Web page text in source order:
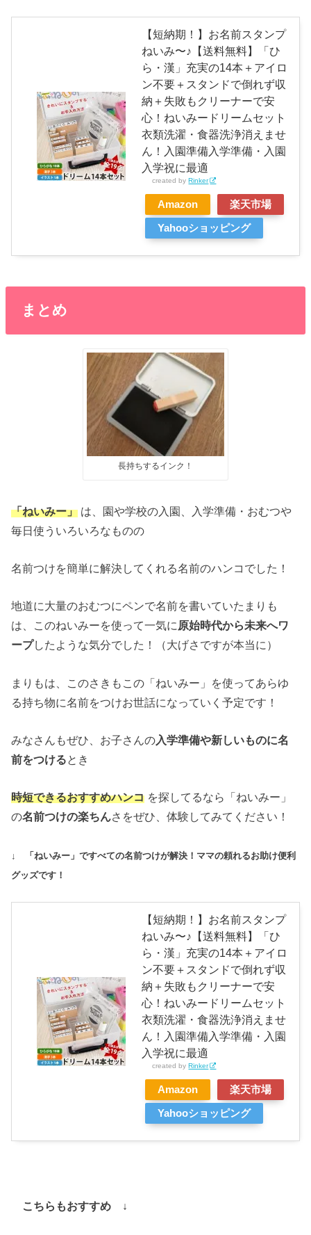
【短納期！】お名前スタンプ
ねいみ〜♪【送料無料】「ひ
ら・漢」充実の14本＋アイロ
ン不要＋スタンドで倒れず収
納＋失敗もクリーナーで安
心！ねいみードリームセット
衣類洗濯・食器洗浄消えませ
ん！入園準備入学準備・入園
入学祝に最適
created byRinker
Amazon 楽天市場
Yahooショッピング
まとめ
長持ちするインク！
「ねいみー」 は、園や学校の入園、入学準備・おむつや
毎日使ういろいろなものの
名前つけを簡単に解決してくれる名前のハンコでした！
地道に大量のおむつにペンで名前を書いていたまりも
は、このねいみーを使って一気に 原始時代から未来へワ
ープしたような気分でした！（大げさですが本当に）
まりもは、このさきもこの「ねいみー」を使ってあらゆ
る持ち物に名前をつけお世話になっていく予定です！
みなさんもぜひ、お子さんの入学準備や新しいものに名
前をつけるとき
時短できるおすすめハンコ を探してるなら「ねいみー」
の名前つけの楽ちんさをぜひ、体験してみてください！
↓ 「ねいみー」ですべての名前つけが解決！ママの頼れるお助け便利
グッズです！
【短納期！】お名前スタンプ
ねいみ〜♪【送料無料】「ひ
ら・漢」充実の14本＋アイロ
ン不要＋スタンドで倒れず収
納＋失敗もクリーナーで安
心！ねいみードリームセット
衣類洗濯・食器洗浄消えませ
ん！入園準備入学準備・入園
入学祝に最適
created byRinker
Amazon 楽天市場
Yahooショッピング
こちらもおすすめ ↓